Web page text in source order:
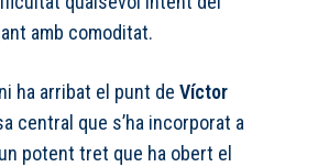
amb comoditat.
ha arribat el punt de Víctor
central que s’ha incorporat a
potent tret que ha obert el